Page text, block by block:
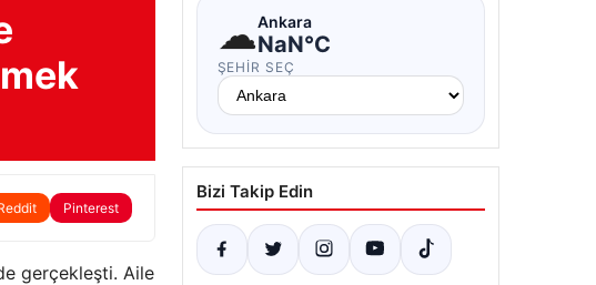
Pinterest
gerçekleşti. Aile
☁Ankara
NaN°C
ŞEHIR SEÇ
Bizi Takip Edin